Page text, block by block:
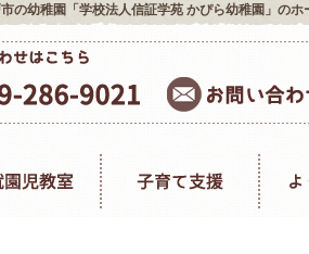
の幼稚園「学校法人信証学苑 かぴら幼稚園」のホ